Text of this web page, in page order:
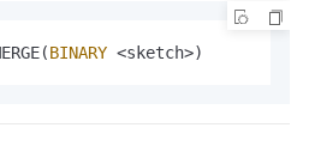
BINARY <sketch>)